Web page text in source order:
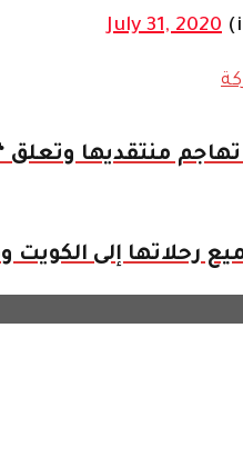
July 31, 2020
تهاجم منتقديها
رحلاتها إلى الكويت